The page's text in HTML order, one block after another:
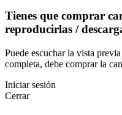
Tienes que comprar
reproducirlas /
Puede escuchar la vista
completa, debe comprar la
Iniciar sesión
Cerrar